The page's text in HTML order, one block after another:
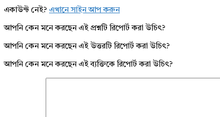
একাউন্ট নেই? এখানে সাইন আপ করুন
আপনি কেন মনে করছেন এই প্রশ্নটি রিপোর্ট করা উচিৎ?
আপনি কেন মনে করছেন এই উত্তরটি রিপোর্ট করা উচিৎ?
আপনি কেন মনে করছেন এই ব্যক্তিকে রিপোর্ট করা উচিৎ?